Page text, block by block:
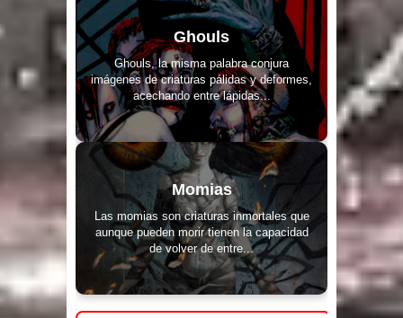
Ghouls
Ghouls, la misma palabra conjura
imágenes de criaturas pálidas y deformes,
acechando entre lápidas...
Momias
Las momias son criaturas inmortales que
aunque pueden morir tienen la capacidad
de volver de entre...